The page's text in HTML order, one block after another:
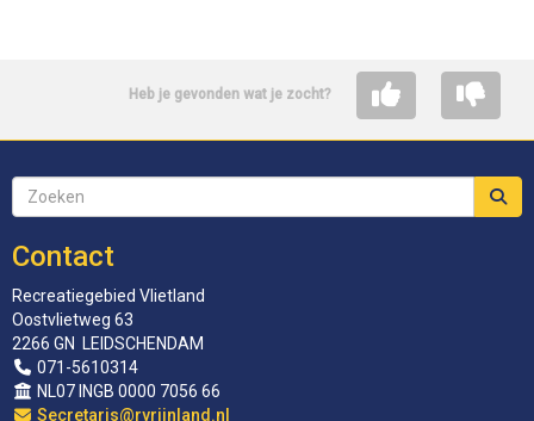
Heb je gevonden wat je zocht?
Contact
Recreatiegebied Vlietland
Oostvlietweg 63
2266 GN LEIDSCHENDAM
071-5610314
NL07 INGB 0000 7056 66
siraterceS@rvrijnland.nl